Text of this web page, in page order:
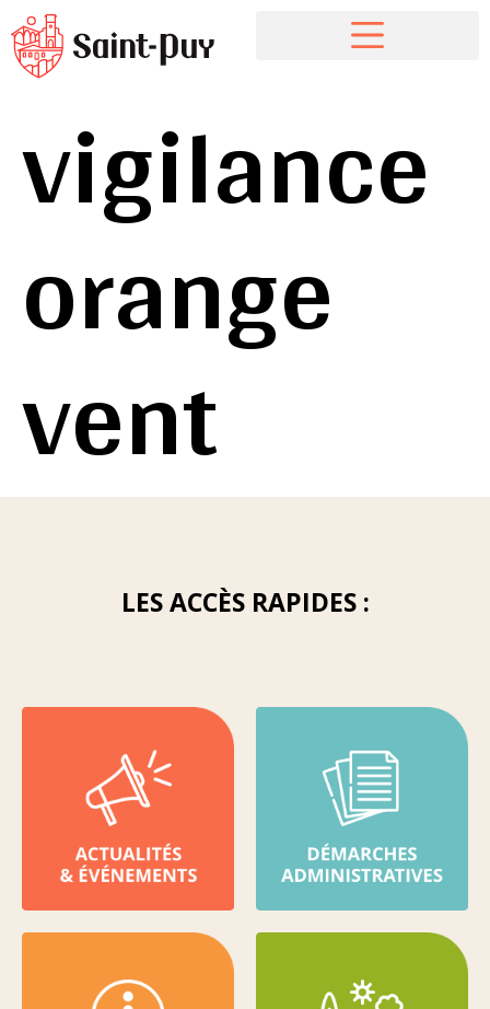
vigilance
orange
vent
LES ACCÈS RAPIDES :